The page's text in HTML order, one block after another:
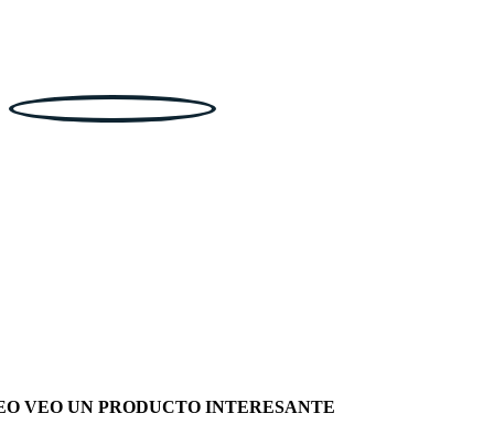
VEO UN PRODUCTO INTERESANTE